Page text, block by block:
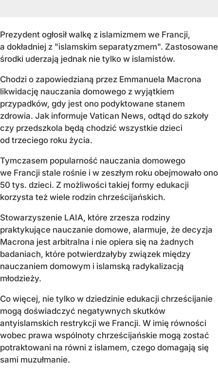
Prezydent ogłosił walkę z islamizmem we Francji,
a dokładniej z "islamskim separatyzmem". Zastosowane
środki uderzają jednak nie tylko w islamistów.
Chodzi o zapowiedzianą przez Emmanuela Macrona
likwidację nauczania domowego z wyjątkiem
przypadków, gdy jest ono podyktowane stanem
zdrowia. Jak informuje Vatican News, odtąd do szkoły
czy przedszkola będą chodzić wszystkie dzieci
od trzeciego roku życia.
Tymczasem popularność nauczania domowego
we Francji stale rośnie i w zeszłym roku obejmowało ono
50 tys. dzieci. Z możliwości takiej formy edukacji
korzysta też wiele rodzin chrześcijańskich.
Stowarzyszenie LAIA, które zrzesza rodziny
praktykujące nauczanie domowe, alarmuje, że decyzja
Macrona jest arbitralna i nie opiera się na żadnych
badaniach, które potwierdzałyby związek między
nauczaniem domowym i islamską radykalizacją
młodzieży.
Co więcej, nie tylko w dziedzinie edukacji chrześcijanie
mogą doświadczyć negatywnych skutków
antyislamskich restrykcji we Francji. W imię równości
wobec prawa wspólnoty chrześcijańskie mogą zostać
potraktowani na równi z islamem, czego domagają się
sami muzułmanie.